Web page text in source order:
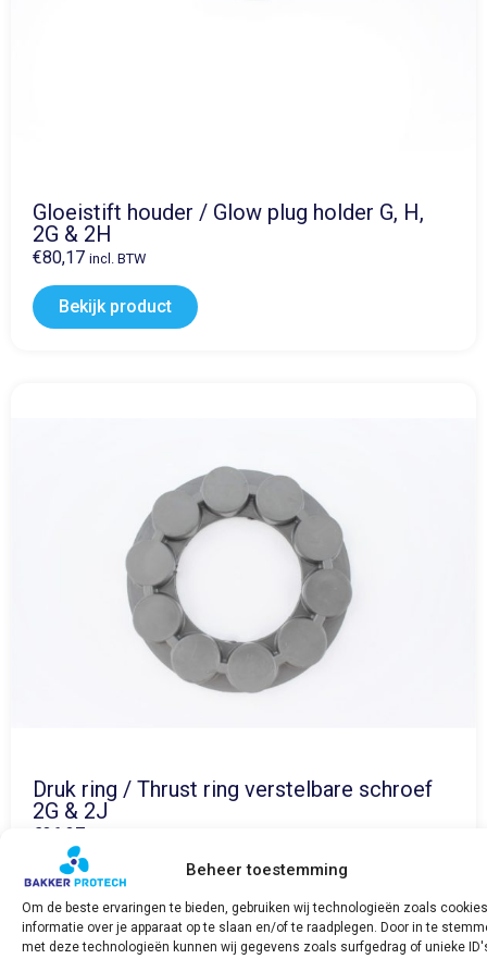
Beheer toestemming
Om de beste ervaringen te bieden, gebruiken wij technologieën zoals
informatie over je apparaat op te slaan en/of te raadplegen. Door in te
met deze technologieën kunnen wij gegevens zoals surfgedrag of unieke
Gloeistift houder / Glow plug holder G, H,
2G & 2H
€80,17 incl. BTW
Bekijk product
Druk ring / Thrust ring verstelbare schroef
2G & 2J
€36,37
Bekijk product